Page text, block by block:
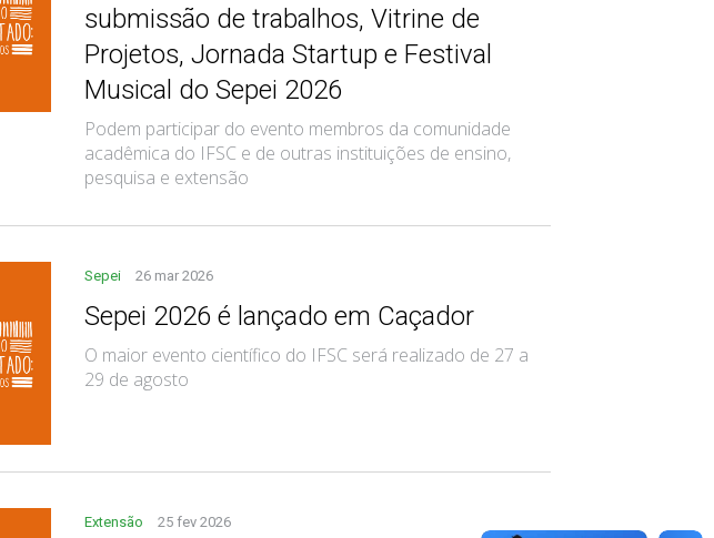
submissão de trabalhos, Vitrine de
Projetos, Jornada Startup e Festival
Musical do Sepei 2026
Podem participar do evento membros da comunidade
acadêmica do IFSC e de outras instituições de ensino,
pesquisa e extensão
Sepei 26 mar 2026
Sepei 2026 é lançado em Caçador
O maior evento científico do IFSC será realizado de 27 a
29 de agosto
Extensão 25 fev 2026